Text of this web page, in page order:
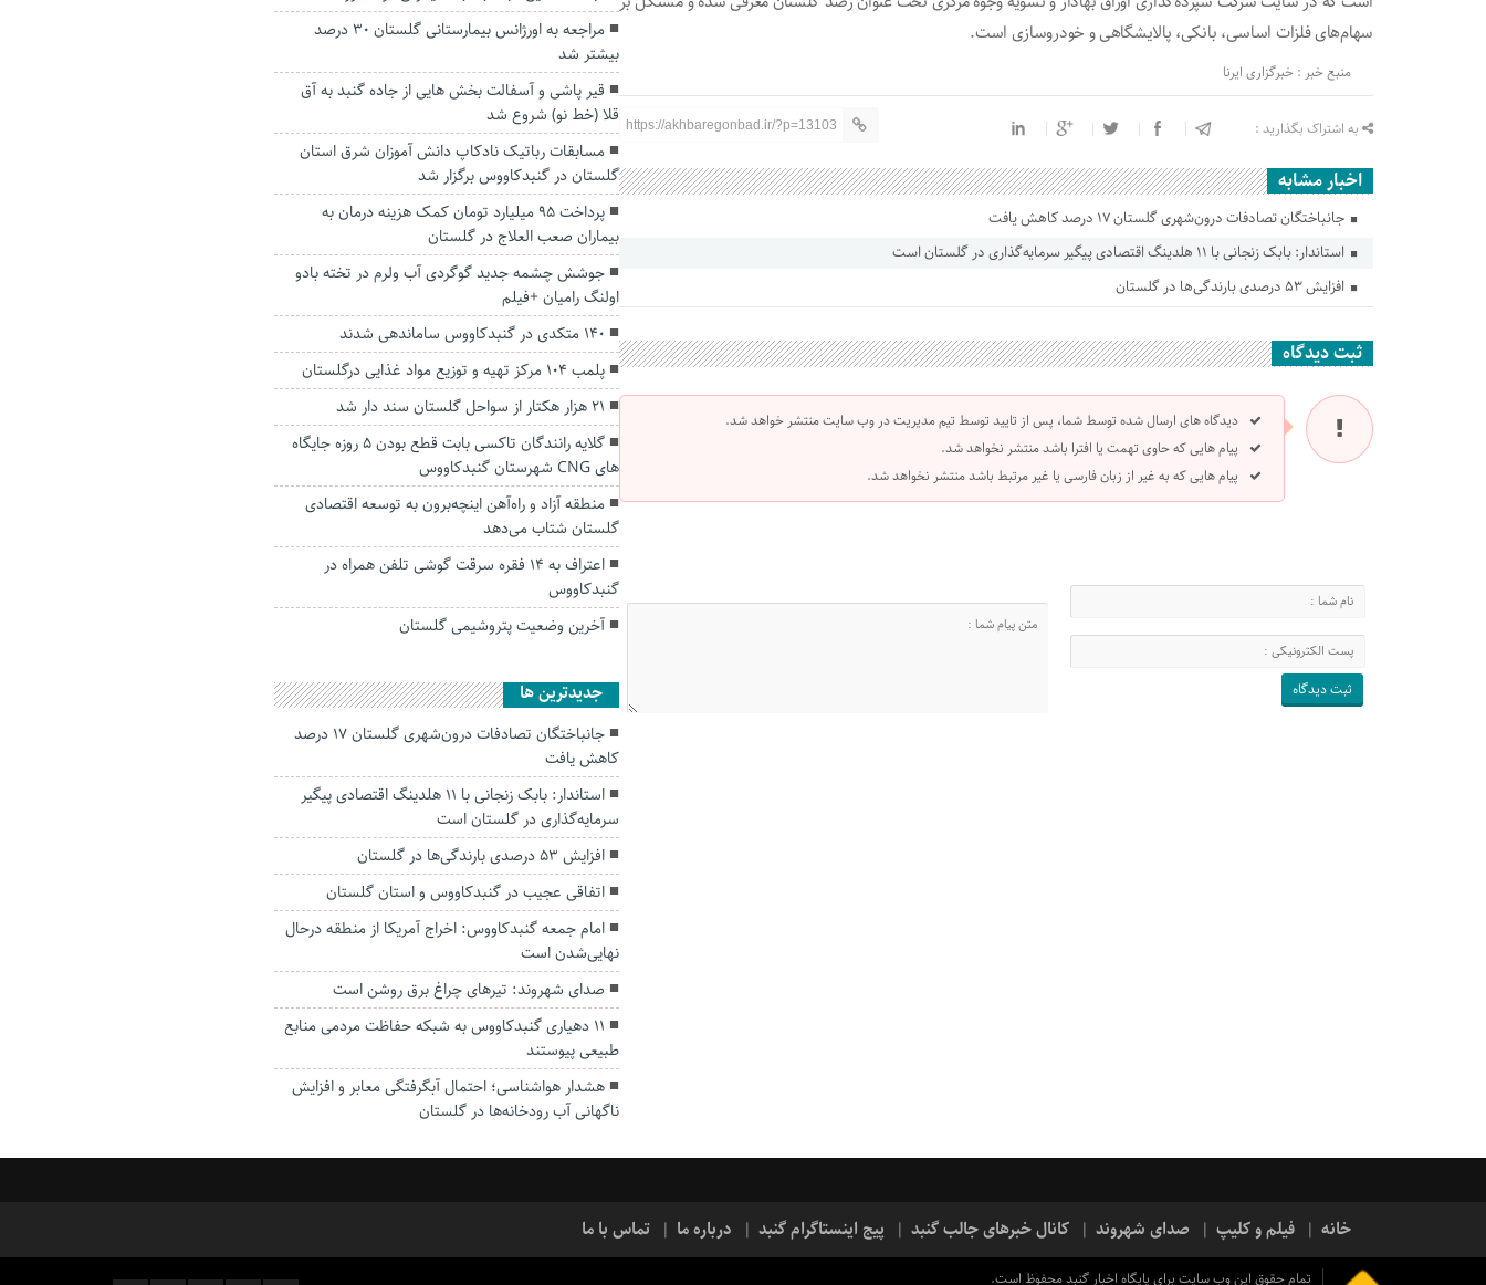
سهام‌های فلزات اساسی، بانکی، پالایشگاهی و خودروسازی است.
منبع خبر : خبرگزاری ایرنا
به اشتراک بگذارید : https://akhbaregonbad.ir/?p=13103
اخبار مشابه
جانباختگان تصادفات درون‌شهری گلستان ۱۷ درصد کاهش یافت
استاندار: بابک زنجانی با ۱۱ هلدینگ اقتصادی پیگیر سرمایه‌گذاری در گلستان است
افزایش ۵۳ درصدی بارندگی‌ها در گلستان
ثبت دیدگاه
دیدگاه های ارسال شده توسط شما، پس از تایید توسط تیم مدیریت در وب سایت منتشر خواهد شد.
پیام هایی که حاوی تهمت یا افترا باشد منتشر نخواهد شد.
پیام هایی که به غیر از زبان فارسی یا غیر مرتبط باشد منتشر نخواهد شد.
مراجعه به اورژانس بیمارستانی گلستان ۳۰ درصد
بیشتر شد
قیر پاشی و آسفالت بخش هایی از جاده گنبد به آق
قلا (خط نو) شروع شد
مسابقات رباتیک نادکاپ دانش آموزان شرق استان
گلستان در گنبدکاووس برگزار شد
پرداخت ۹۵ میلیارد تومان کمک هزینه درمان به
بیماران صعب العلاج در گلستان
جوشش چشمه جدید گوگردی آب ولرم در تخته بادو
اولنگ رامیان +فیلم
۱۴۰ متکدی در گنبدکاووس ساماندهی شدند
پلمب ۱۰۴ مرکز تهیه و توزیع مواد غذایی درگلستان
۲۱ هزار هکتار از سواحل گلستان سند دار شد
گلایه رانندگان تاکسی بابت قطع بودن ۵ روزه جایگاه
های CNG شهرستان گنبدکاووس
منطقه آزاد و راه‌آهن اینچه‌برون به توسعه اقتصادی
گلستان شتاب می‌دهد
اعتراف به ۱۴ فقره سرقت گوشی تلفن همراه در
گنبدکاووس
آخرین وضعیت پتروشیمی گلستان
جديدترين ها
جانباختگان تصادفات درون‌شهری گلستان ۱۷ درصد
کاهش یافت
استاندار: بابک زنجانی با ۱۱ هلدینگ اقتصادی پیگیر
سرمایه‌گذاری در گلستان است
افزایش ۵۳ درصدی بارندگی‌ها در گلستان
اتفاقی عجیب در‌ گنبدکاووس و استان گلستان
امام جمعه گنبدکاووس: اخراج آمریکا از منطقه درحال
نهایی‌شدن است
صدای شهروند: تیرهای چراغ برق روشن است
۱۱ دهیاری گنبدکاووس به شبکه حفاظت مردمی منابع
طبیعی پیوستند
هشدار هواشناسی؛ احتمال آبگرفتگی معابر و افزایش
ناگهانی آب رودخانه‌ها در گلستان
خانه فیلم و کلیپ صدای شهروند کانال خبرهای جالب گنبد پیج اینستاگرام گنبد درباره ما تماس با ما
تمام حقوق این وب سایت برای پایگاه اخبار گنبد محفوظ است.